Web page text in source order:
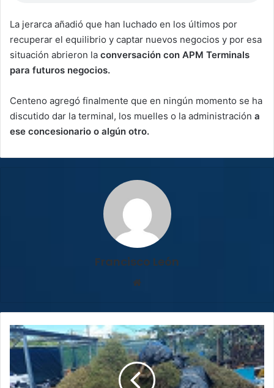
La jerarca añadió que han luchado en los últimos por
recuperar el equilibrio y captar nuevos negocios y por esa
situación abrieron la conversación con APM Terminals
para futuros negocios.
Centeno agregó finalmente que en ningún momento se ha
discutido dar la terminal, los muelles o la administración a
ese concesionario o algún otro.
Francisco León
Municipalidad
de
José
inició